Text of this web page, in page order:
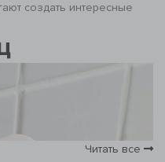
создать интересные
Читать все